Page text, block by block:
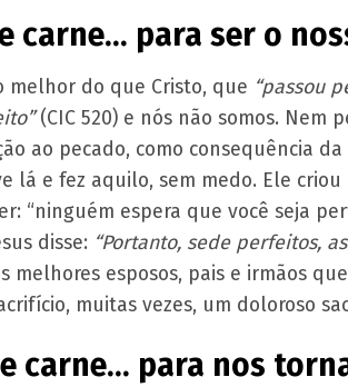
carne… para ser o
melhor do que Cristo, que “passou
(CIC 520) e nós não somos. Nem
ao pecado, como consequência
lá e fez aquilo, sem medo. Ele
“ninguém espera que você seja
disse: “Portanto, sede perfeitos,
esposos, pais e irmãos
muitas vezes, um doloroso
carne… para nos